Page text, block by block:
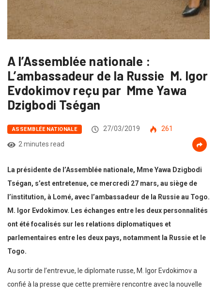
A l’Assemblée nationale :
L’ambassadeur de la Russie M. Igor
Evdokimov reçu par Mme Yawa
Dzigbodi Tségan
ASSEMBLÉE NATIONALE 27/03/2019
261
2 minutes read
La présidente de l’Assemblée nationale, Mme Yawa Dzigbodi
Tségan, s’est entretenue, ce mercredi 27 mars, au siège de
l’institution, à Lomé, avec l’ambassadeur de la Russie au Togo.
M. Igor Evdokimov. Les échanges entre les deux personnalités
ont été focalisés sur les relations diplomatiques et
parlementaires entre les deux pays, notamment la Russie et le
Togo.
Au sortir de l’entrevue, le diplomate russe, M. Igor Evdokimov a
confié à la presse que cette première rencontre avec la nouvelle